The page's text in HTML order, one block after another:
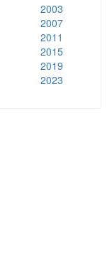
2003
2007
2011
2015
2019
2023